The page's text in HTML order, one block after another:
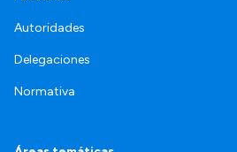
Autoridades
Delegaciones
Normativa